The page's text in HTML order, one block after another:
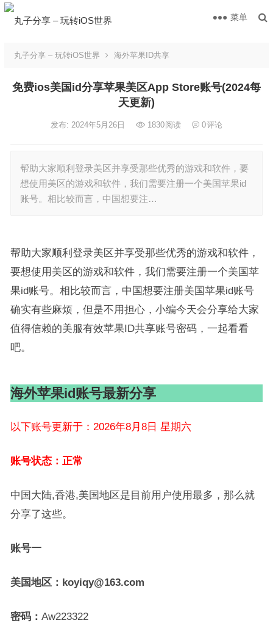
菜单
丸子分享 – 玩转iOS世界 海外苹果ID共享
免费ios美国id分享苹果美区App Store账号(2024每
天更新)
发布: 2024年5月26日 1830阅读 0评论
帮助大家顺利登录美区并享受那些优秀的游戏和软件，要
想使用美区的游戏和软件，我们需要注册一个美国苹果id
账号。相比较而言，中国想要注…
帮助大家顺利登录美区并享受那些优秀的游戏和软件，
要想使用美区的游戏和软件，我们需要注册一个美国苹
果id账号。相比较而言，中国想要注册美国苹果id账号
确实有些麻烦，但是不用担心，小编今天会分享给大家
值得信赖的美服有效苹果ID共享账号密码，一起看看
吧。
海外苹果id账号最新分享
以下账号更新于：2026年8月8日 星期六
账号状态：正常
中国大陆,香港,美国地区是目前用户使用最多，那么就
分享了这些。
账号一
美国地区：koyiqy@163.com
密码： Aw223322